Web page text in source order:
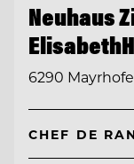
Neuhaus
6290
CHEF DE